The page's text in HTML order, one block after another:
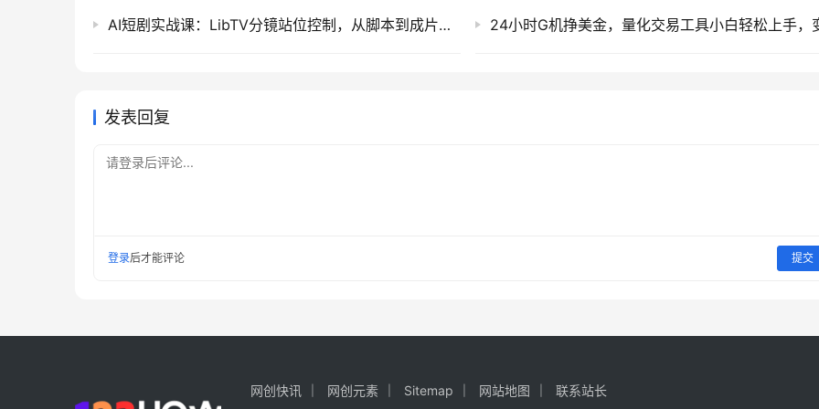
AI短剧实战课：LibTV分镜站位控制，从脚本到成片全流程，爆款拆解与角色场景设计
发表回复
请登录后评论...
登录后才能评论 提交
网创快讯 网创元素 Sitemap 网站地图 联系站长